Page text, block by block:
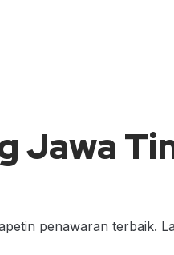
Jawa
penawaran terbaik.